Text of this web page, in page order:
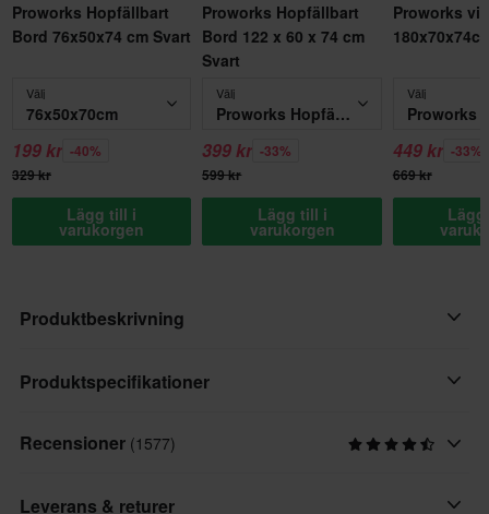
Proworks Hopfällbart
Bord 76x50x74 cm Svart
Välj
76x50x70cm
199 kr -40%
329 kr
Lägg till i
varukorgen
Proworks Hopfällbart
Bord 122 x 60 x 74 cm
Svart
Välj
Proworks Hopfällbart Bord 122 x 60 x 74 cm Svart
399 kr -33%
599 kr
Lägg till i
varukorgen
Proworks
Välj
449 kr -33%
669 kr
Produktbeskrivning
Campingstolen från 24MX ger dig en trevlig och bekväm viloplats
ställ upp den på gräsmattan och sitt där hela dagen i full komfort
med din favoritdryck inom räckhåll!
Produktspecifikationer
Varumärke
Recensioner (1577)
Leverans & returer